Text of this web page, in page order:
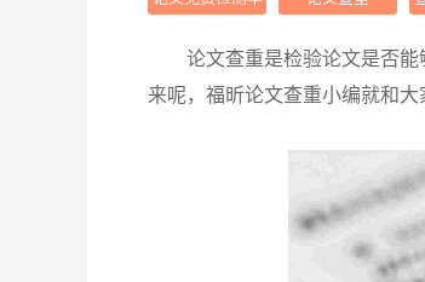
论文查重是检验论文是否
来呢，福昕论文查重小编就和大